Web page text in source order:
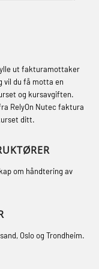
(OFA102)
(GMDSS)
with
offiserer
Offiserer
med
24 t
(MFA1081)
(OFA107)
–
(LSP103)
ut fakturamottaker
vil du få motta en
og kursavgiften.
RelyOn Nutec faktura
ditt.
om håndtering av
Oslo og Trondheim.